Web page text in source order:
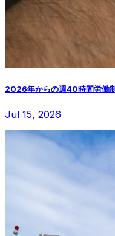
2026年からの週40時間労働
Jul 15, 2026